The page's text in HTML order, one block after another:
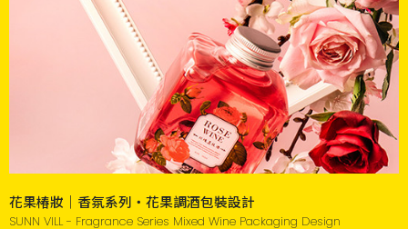
花果椿妝｜香氛系列・花果調酒包裝設計
SUNN VILL - Fragrance Series Mixed Wine Packaging Design